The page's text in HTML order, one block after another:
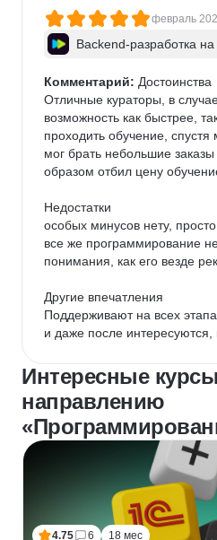
февраль
Backend-разработка
Комментарий: Достоинства
Отличные кураторы, в
возможность как быстрее,
проходить обучение,
мог брать небольшие
образом отбил цену
Недостатки
особых минусов нету,
все же программирование
понимания, как его везде
Другие впечатления
Поддерживают на всех
и даже после интересуются,
Интересные
направлению
4.75 6 18 мес